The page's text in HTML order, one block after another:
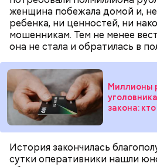
женщина побежала домой и,
ребенка, ни ценностей, ни
мошенникам. Тем не менее
она не стала и обратилась в
Миллионы
закона:
История закончилась
сутки оперативники нашли
Месть отчиму и любовь
заседаний молодой человек
собственной биографии.
This
is
a
modal
window.
The media could not be loaded,
network failed or because the